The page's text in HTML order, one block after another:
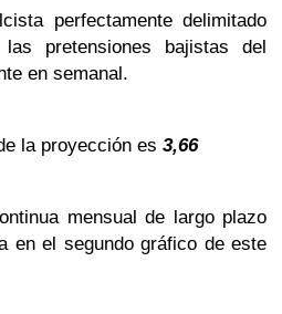
perfectamente delimitado
pretensiones bajistas del
en semanal.
la proyección es 3,66
mensual de largo plazo
en el segundo gráfico de este